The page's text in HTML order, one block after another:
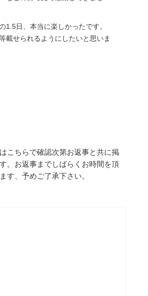
1.5日、本当に楽しかったです。
載せられるようにしたいと思いま
こちらで確認次第お返事と共に掲
。お返事までしばらくお時間を頂
す、予めご了承下さい。